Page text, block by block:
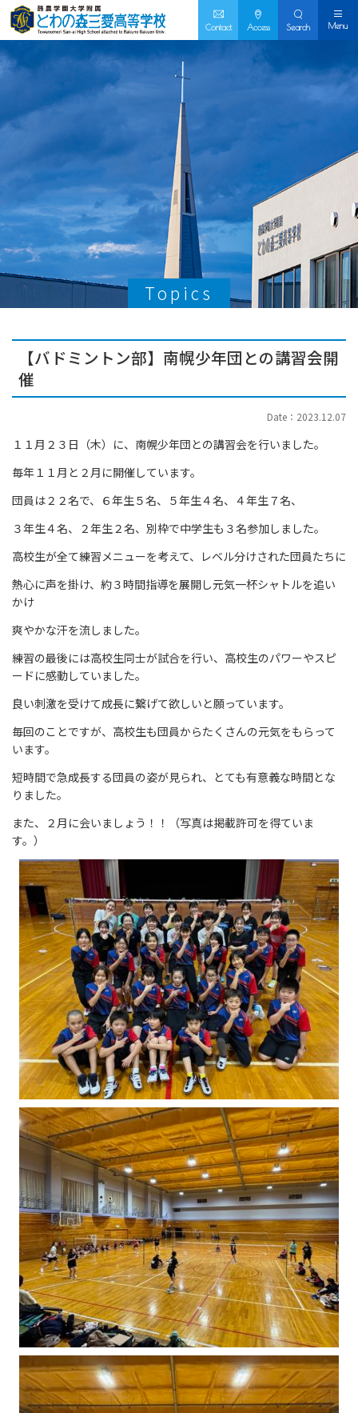
Contact Access Search Menu
Topics
【バドミントン部】南幌少年団との講習会開
催
Date：2023.12.07
１１月２３日（木）に、南幌少年団との講習会を行いました。
毎年１１月と２月に開催しています。
団員は２２名で、６年生５名、５年生４名、４年生７名、
３年生４名、２年生２名、別枠で中学生も３名参加しました。
高校生が全て練習メニューを考えて、レベル分けされた団員たちに
熱心に声を掛け、約３時間指導を展開し元気一杯シャトルを追い
かけ
爽やかな汗を流しました。
練習の最後には高校生同士が試合を行い、高校生のパワーやスピ
ードに感動していました。
良い刺激を受けて成長に繋げて欲しいと願っています。
毎回のことですが、高校生も団員からたくさんの元気をもらって
います。
短時間で急成長する団員の姿が見られ、とても有意義な時間とな
りました。
また、２月に会いましょう！！（写真は掲載許可を得ていま
す。）